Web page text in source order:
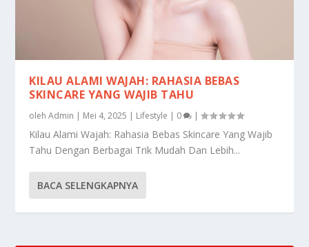
KILAU ALAMI WAJAH: RAHASIA BEBAS
SKINCARE YANG WAJIB TAHU
olehAdmin | Mei 4, 2025 | Lifestyle | 0 |
Kilau Alami Wajah: Rahasia Bebas Skincare Yang Wajib
Tahu Dengan Berbagai Trik Mudah Dan Lebih...
BACA SELENGKAPNYA